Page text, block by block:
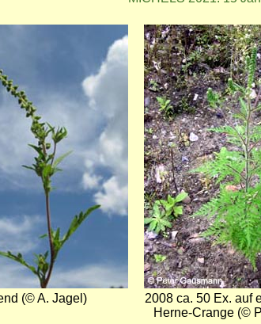
(© A. Jagel)
Bild
2008 ca. 50 Ex. auf
Herne-Crange (©